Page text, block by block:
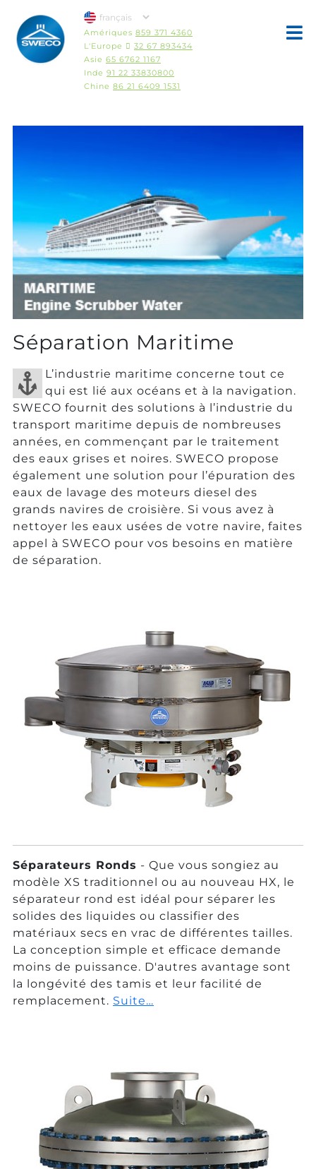
Amériques 859 371 4360
L'Europe  32 67 893434
Asie 65 6762 1167
Inde 91 22 33830800
Chine 86 21 6409 1531
Séparation Maritime
L’industrie maritime concerne tout ce
qui est lié aux océans et à la navigation.
SWECO fournit des solutions à l’industrie du
transport maritime depuis de nombreuses
années, en commençant par le traitement
des eaux grises et noires. SWECO propose
également une solution pour l’épuration des
eaux de lavage des moteurs diesel des
grands navires de croisière. Si vous avez à
nettoyer les eaux usées de votre navire, faites
appel à SWECO pour vos besoins en matière
de séparation.
Séparateurs Ronds - Que vous songiez au
modèle XS traditionnel ou au nouveau HX, le
séparateur rond est idéal pour séparer les
solides des liquides ou classifier des
matériaux secs en vrac de différentes tailles.
La conception simple et efficace demande
moins de puissance. D'autres avantage sont
la longévité des tamis et leur facilité de
remplacement. Suite…